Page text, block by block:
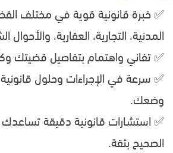
✅ خبرة قانونية قوية في مختلف
المدنية، التجارية، العقارية، والأحوال
✅ تفاني واهتمام بتفاصيل قضيتك
✅ سرعة في الإجراءات وحلول
وضعك.
✅ استشارات قانونية دقيقة تساعدك
الصحيح بثقة.